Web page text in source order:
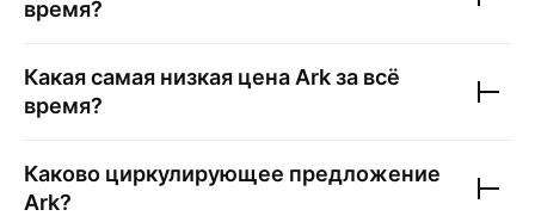
время?
Какая самая низкая цена Arkза всё
время?
Каково циркулирующее предложение
Ark?